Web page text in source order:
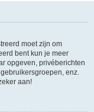
moet zijn om
bent kun je meer
opgeven, privéberichten
enz.
aan!